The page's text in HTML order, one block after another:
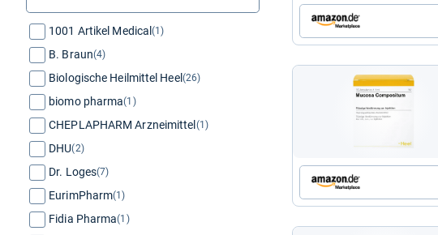
1001 Artikel Medical(1)
B. Braun(4)
Biologische Heilmittel Heel (26)
biomo pharma(1)
CHEPLAPHARM Arzneimittel (1)
DHU(2)
Dr. Loges(7)
EurimPharm(1)
Fidia Pharma(1)